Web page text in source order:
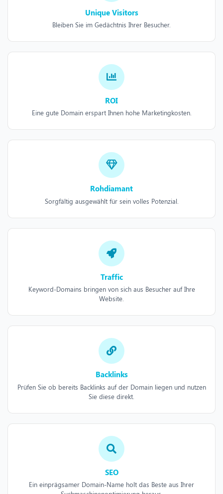
Unique Visitors
Bleiben Sie im Gedächtnis Ihrer Besucher.
ROI
Eine gute Domain erspart Ihnen hohe Marketingkosten.
Rohdiamant
Sorgfältig ausgewählt für sein volles Potenzial.
Traffic
Keyword-Domains bringen von sich aus Besucher auf Ihre
Website.
Backlinks
Prüfen Sie ob bereits Backlinks auf der Domain liegen und nutzen
Sie diese direkt.
SEO
Ein einprägsamer Domain-Name holt das Beste aus Ihrer